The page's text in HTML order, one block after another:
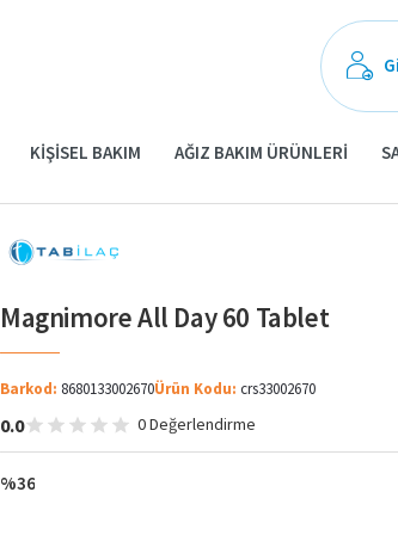
KIŞISEL BAKIM AĞIZ BAKIM ÜRÜNLERI
Magnimore All Day 60 Tablet
Barkod: 8680133002670Ürün Kodu: crs33002670
0.0 0 Değerlendirme
%36